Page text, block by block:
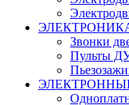
Звонки
Пульты